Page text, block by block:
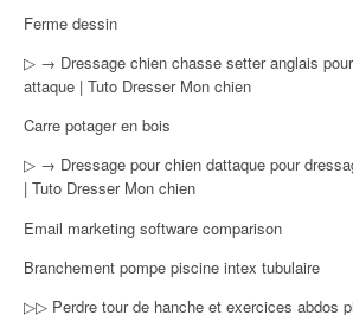
Ferme dessin
▷ → Dressage chien chasse setter anglais
attaque | Tuto Dresser Mon chien
Carre potager en bois
▷ → Dressage pour chien dattaque pour
| Tuto Dresser Mon chien
Email marketing software comparison
Branchement pompe piscine intex tubulaire
▷▷ Perdre tour de hanche et exercices abdos